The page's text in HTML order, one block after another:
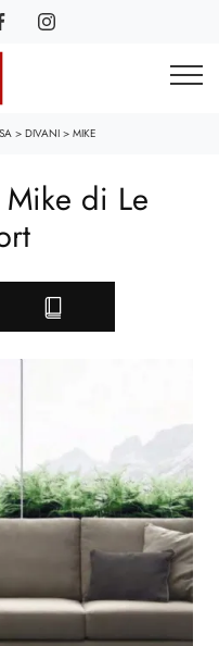
> DIVANI > MIKE
di Le